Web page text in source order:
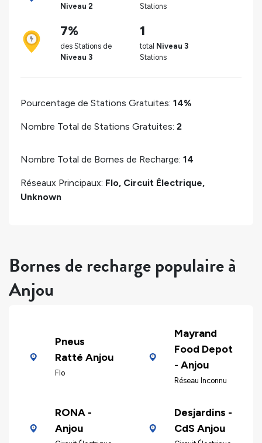
Niveau 2
Stations
7%
des Stations de
Niveau 3
1
total Niveau 3
Stations
Pourcentage de Stations Gratuites: 14%
Nombre Total de Stations Gratuites: 2
Nombre Total de Bornes de Recharge: 14
Réseaux Principaux: Flo, Circuit Électrique,
Unknown
Bornes de recharge populaire à
Anjou
Pneus
Ratté Anjou
Flo
Mayrand
Food Depot
- Anjou
Réseau Inconnu
RONA -
Anjou
Desjardins -
CdS Anjou